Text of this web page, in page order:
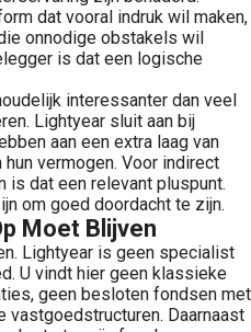
dat vooral indruk wil maken,
onnodige obstakels wil
is dat een logische
interessanter dan veel
Lightyear sluit aan bij
aan een extra laag van
vermogen. Voor indirect
is dat een relevant pluspunt.
om goed doordacht te zijn.
Moet Blijven
Lightyear is geen specialist
U vindt hier geen klassieke
geen besloten fondsen met
Daarnaast